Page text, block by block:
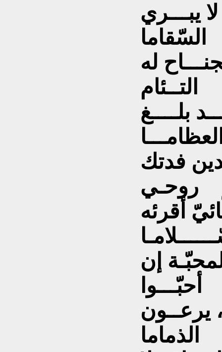
يبـــري
السّقاما
له
التــئام
بلــــغ
فدتك
روحـي
أقرئه
إن
أحبّـــوا
يرعــون
الذماما